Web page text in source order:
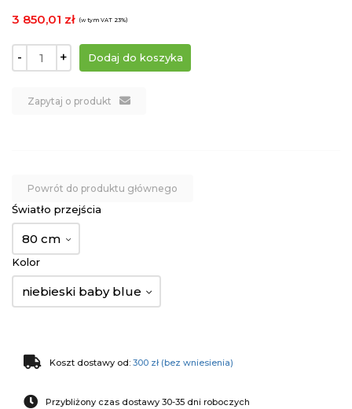
3 850,01 zł (w tym VAT 23%)
- +
Zapytaj o produkt
Powrót do produktu głównego
Światło przejścia
80 cm
Kolor
niebieski baby blue
Koszt dostawy od: 300 zł (bez wniesienia)
Przybliżony czas dostawy 30-35 dni roboczych